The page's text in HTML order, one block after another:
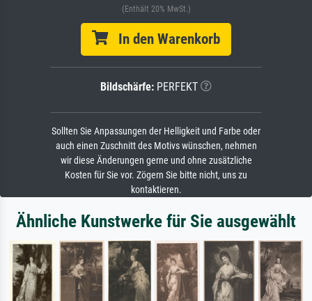
(Enthält 20% MwSt.)
In den Warenkorb
Bildschärfe: PERFEKT
Sollten Sie Anpassungen der Helligkeit und Farbe oder
auch einen Zuschnitt des Motivs wünschen, nehmen
wir diese Änderungen gerne und ohne zusätzliche
Kosten für Sie vor. Zögern Sie bitte nicht, uns zu
kontaktieren.
Ähnliche Kunstwerke für Sie ausgewählt